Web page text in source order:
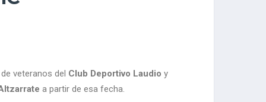
veteranos del Club Deportivo Laudio y
a partir de esa fecha.